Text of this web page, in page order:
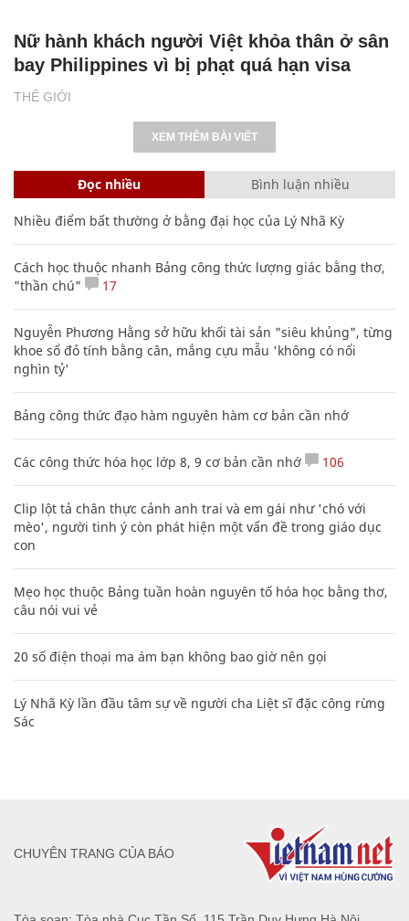
THẾ GIỚI
Nữ hành khách người Việt khỏa thân ở sân
bay Philippines vì bị phạt quá hạn visa
XEM THÊM BÀI VIẾT
Đọc nhiều Bình luận nhiều
Nhiều điểm bất thường ở bằng đại học của Lý Nhã Kỳ
Cách học thuộc nhanh Bảng công thức lượng giác bằng thơ,
"thần chú"
17
Nguyễn Phương Hằng sở hữu khối tài sản "siêu khủng", từng
khoe sổ đỏ tính bằng cân, mắng cựu mẫu 'không có nổi
nghìn tỷ'
Bảng công thức đạo hàm nguyên hàm cơ bản cần nhớ
Các công thức hóa học lớp 8, 9 cơ bản cần nhớ 106
Clip lột tả chân thực cảnh anh trai và em gái như 'chó với
mèo', người tinh ý còn phát hiện một vấn đề trong giáo dục
con
Mẹo học thuộc Bảng tuần hoàn nguyên tố hóa học bằng thơ,
câu nói vui vẻ
20 số điện thoại ma ám bạn không bao giờ nên gọi
Lý Nhã Kỳ lần đầu tâm sự về người cha Liệt sĩ đặc công rừng
Sác
CHUYÊN TRANG CỦA BÁO